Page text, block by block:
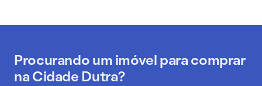
Procurando um imóvel para comprar
na Cidade Dutra?